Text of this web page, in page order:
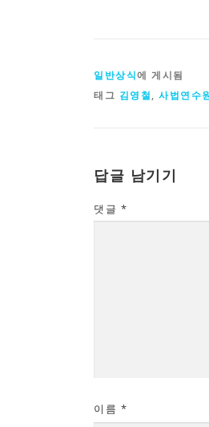
일반상식에 게시됨
태그 김영철, 사법연수
답글 남기기
댓글 *
이름 *